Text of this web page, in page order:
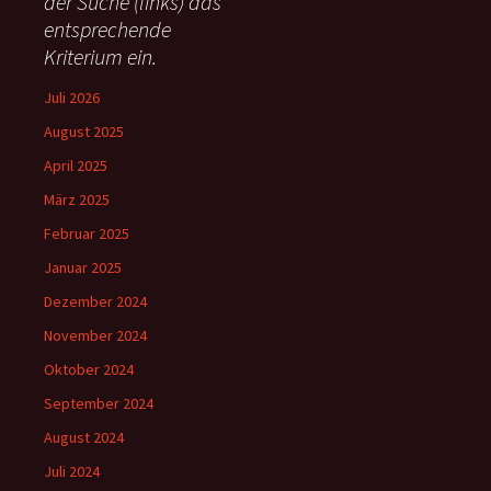
:entsprechende
Kriterium ein.
Juli 2026
August 2025
April 2025
März 2025
Februar 2025
Januar 2025
Dezember 2024
November 2024
Oktober 2024
September 2024
August 2024
Juli 2024